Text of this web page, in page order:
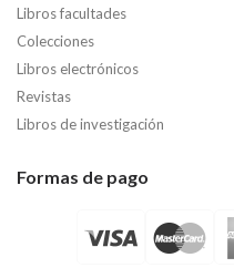
Libros facultades
Colecciones
Libros electrónicos
Revistas
Libros de investigación
Formas de pago